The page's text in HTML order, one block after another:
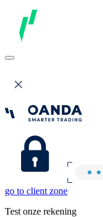
go to client zone
Test onze rekening